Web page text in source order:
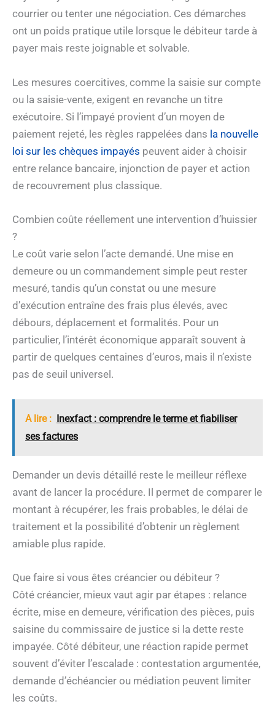
courrier ou tenter une négociation. Ces démarches
ont un poids pratique utile lorsque le débiteur tarde à
payer mais reste joignable et solvable.
Les mesures coercitives, comme la saisie sur compte
ou la saisie-vente, exigent en revanche un titre
exécutoire. Si l’impayé provient d’un moyen de
paiement rejeté, les règles rappelées dans la nouvelle
loi sur les chèques impayés peuvent aider à choisir
entre relance bancaire, injonction de payer et action
de recouvrement plus classique.
Combien coûte réellement une intervention d’huissier
?
Le coût varie selon l’acte demandé. Une mise en
demeure ou un commandement simple peut rester
mesuré, tandis qu’un constat ou une mesure
d’exécution entraîne des frais plus élevés, avec
débours, déplacement et formalités. Pour un
particulier, l’intérêt économique apparaît souvent à
partir de quelques centaines d’euros, mais il n’existe
pas de seuil universel.
A lire : Inexfact : comprendre le terme et fiabiliser
ses factures
Demander un devis détaillé reste le meilleur réflexe
avant de lancer la procédure. Il permet de comparer le
montant à récupérer, les frais probables, le délai de
traitement et la possibilité d’obtenir un règlement
amiable plus rapide.
Que faire si vous êtes créancier ou débiteur ?
Côté créancier, mieux vaut agir par étapes : relance
écrite, mise en demeure, vérification des pièces, puis
saisine du commissaire de justice si la dette reste
impayée. Côté débiteur, une réaction rapide permet
souvent d’éviter l’escalade : contestation argumentée,
demande d’échéancier ou médiation peuvent limiter
les coûts.